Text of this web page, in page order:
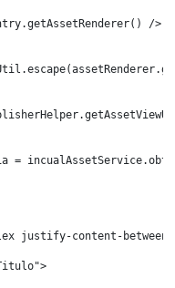
/>
justify-content-